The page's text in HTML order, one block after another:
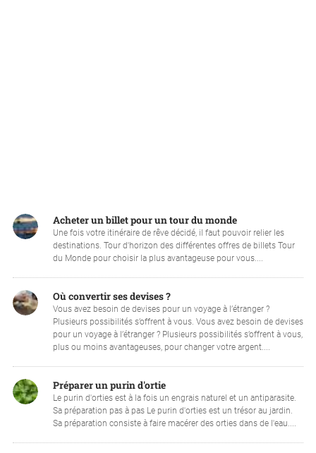
Acheter un billet pour un tour du monde
Une fois votre itinéraire de rêve décidé, il faut pouvoir relier les
destinations. Tour d'horizon des différentes offres de billets Tour
du Monde pour choisir la plus avantageuse pour vous....
Où convertir ses devises ?
Vous avez besoin de devises pour un voyage à l’étranger ?
Plusieurs possibilités s’offrent à vous. Vous avez besoin de devises
pour un voyage à l’étranger ? Plusieurs possibilités s’offrent à vous,
plus ou moins avantageuses, pour changer votre argent....
Préparer un purin d'ortie
Le purin d'orties est à la fois un engrais naturel et un antiparasite.
Sa préparation pas à pas Le purin d'orties est un trésor au jardin.
Sa préparation consiste à faire macérer des orties dans de l'eau....